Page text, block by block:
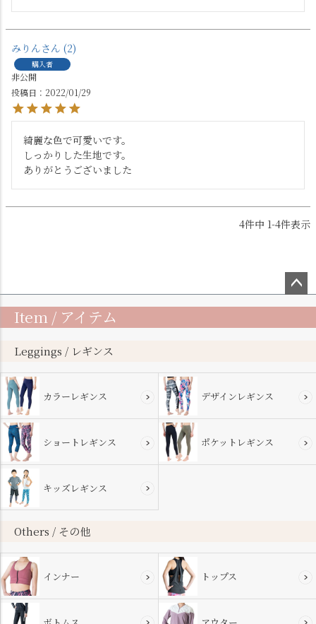
みりん 2
購入者
非公開
投稿日
2022/01/29
綺麗な色で可愛いです。
しっかりした生地です。
ありがとうございました
4件中 1-4件表示
ップ
Item / アイテム
Leggings / レギンス
カラーレギンス デザインレギンス
ショートレギンス ポケットレギンス
キッズレギンス
Others / その他
インナー トップス